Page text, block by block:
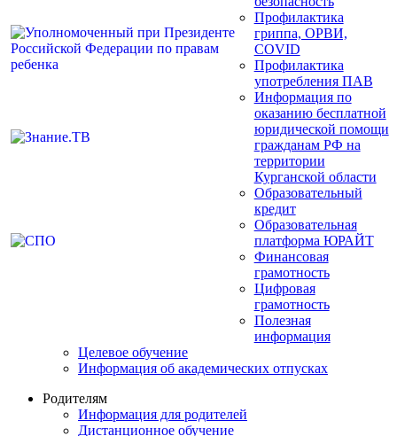
Профилактика
гриппа, ОРВИ,
COVID
Профилактика
употребления ПАВ
Информация по
оказанию бесплатной
юридической помощи
гражданам РФ на
территории
Курганской области
Образовательный
кредит
Образовательная
платформа ЮРАЙТ
Финансовая
грамотность
Цифровая
грамотность
Полезная
информация
Целевое обучение
Информация об академических отпусках
Родителям
Информация для родителей
Дистанционное обучение